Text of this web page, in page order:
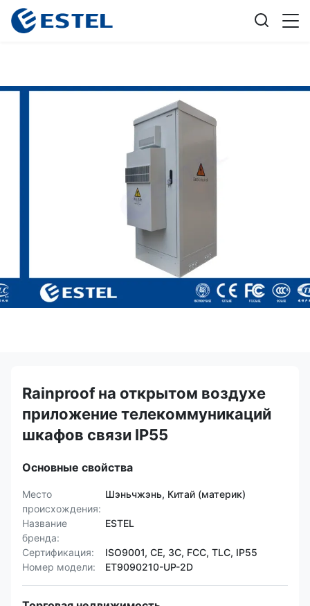
Rainproof на открытом воздухе
приложение телекоммуникаций
шкафов связи IP55
Основные свойства
Место
происхождения:
Шэньчжэнь, Китай (материк)
Название
бренда:
ESTEL
Сертификация:
ISO9001, CE, 3C, FCC, TLC, IP55
Номер модели:
ET9090210-UP-2D